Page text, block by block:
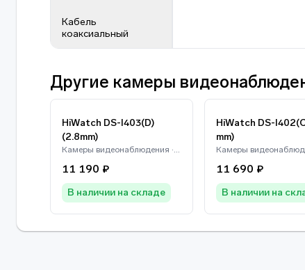
Кабель
коаксиальный
Другие камеры
HiWatch DS-I403(D)
(2.8mm)
Камеры видеонаблюдения · HiWatch
11 190 ₽
В наличии на складе
HiWatch DS-
mm)
11 690 ₽
В наличии на